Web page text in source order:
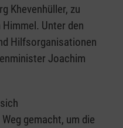
Khevenhüller, zu
Unter den
Hilfsorganisationen
Joachim
gemacht, um die